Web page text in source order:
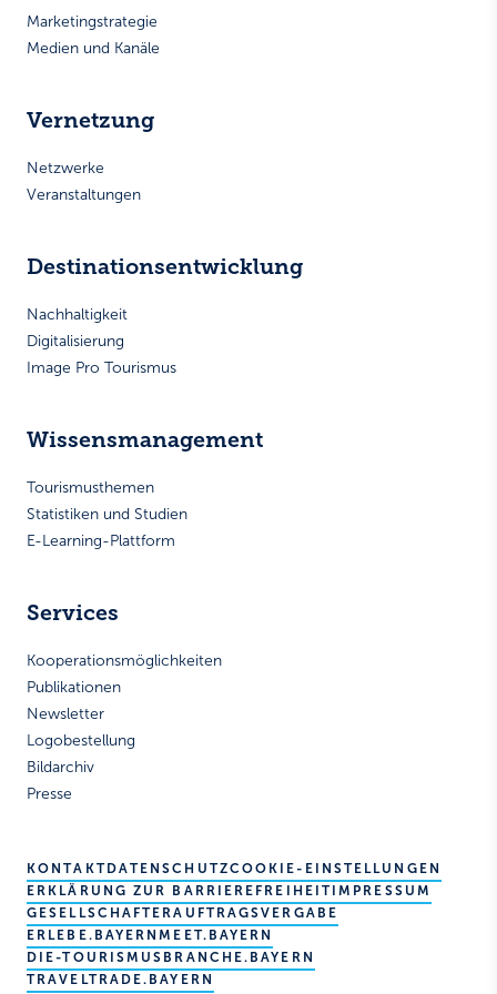
Marketingstrategie
Medien und Kanäle
Vernetzung
Netzwerke
Veranstaltungen
Destinationsentwicklung
Nachhaltigkeit
Digitalisierung
Image Pro Tourismus
Wissensmanagement
Tourismusthemen
Statistiken und Studien
E-Learning-Plattform
Services
Kooperationsmöglichkeiten
Publikationen
Newsletter
Logobestellung
Bildarchiv
Presse
KONTAKT DATENSCHUTZCOOKIE-EINSTELLUNGEN
ERKLÄRUNG ZUR BARRIEREFREIHEIT IMPRESSUM
GESELLSCHAFTERAUFTRAGSVERGABE
ERLEBE.BAYERNMEET.BAYERN
DIE-TOURISMUSBRANCHE.BAYERN
TRAVELTRADE.BAYERN